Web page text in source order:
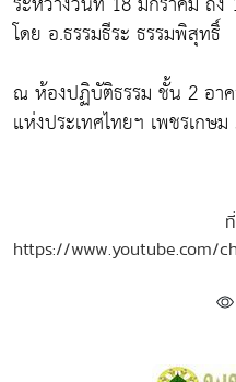
โดย อ.ธรรมธีระ ธรรมพิสุทธิ์
ณ ห้องปฏิบัติธรรม ชั้น 2 อา
แห่งประเทศไทยฯ เพชรเกษ
https://www.youtube.com/